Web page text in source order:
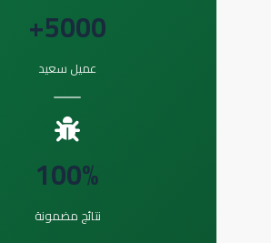
5000+
عميل سعيد
100%
نتائج مضمونة